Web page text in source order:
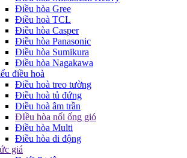
Điều hòa Gree
Điều hoà TCL
Điều hòa Casper
Điều hòa Panasonic
Điều hòa Sumikura
Điều hòa Nagakawa
điều hoà
Điều hoà treo tường
Điều hoà tủ đứng
Điều hoà âm trần
ĐIều hòa nối ống gió
Điều hòa Multi
Điều hòa di động
giá